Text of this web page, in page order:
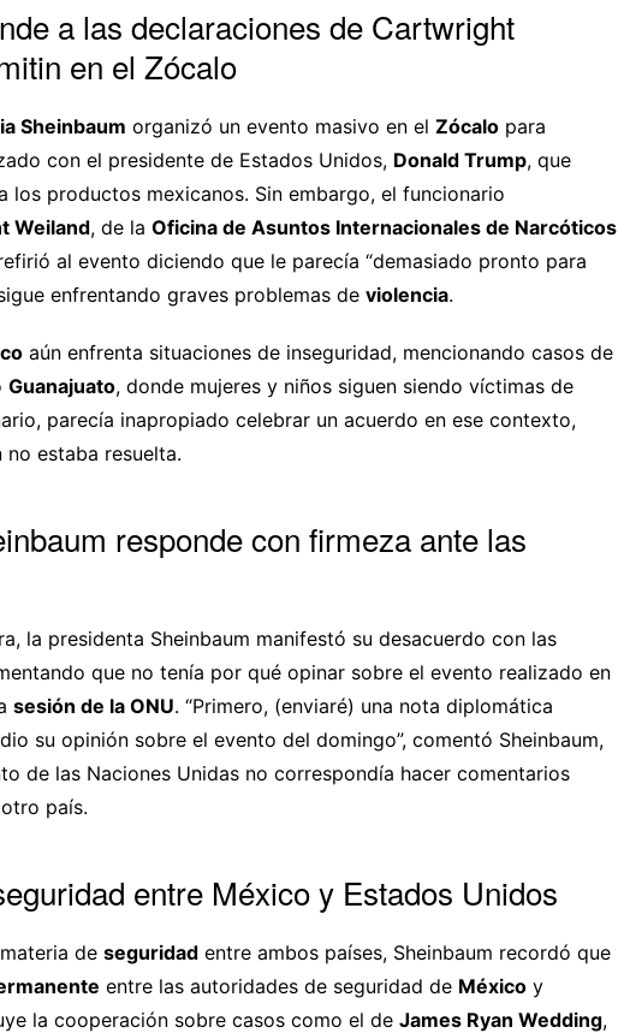
a las declaraciones de Cartwright
en el Zócalo
Sheinbaum organizó un evento masivo en el Zócalo para
con el presidente de Estados Unidos, Donald Trump, que
los productos mexicanos. Sin embargo, el funcionario
Weiland, de la Oficina de Asuntos Internacionales de Narcóticos
al evento diciendo que le parecía “demasiado pronto para
enfrentando graves problemas de violencia.
aún enfrenta situaciones de inseguridad, mencionando casos de
Guanajuato, donde mujeres y niños siguen siendo víctimas de
parecía inapropiado celebrar un acuerdo en ese contexto,
estaba resuelta.
responde con firmeza ante las
la presidenta Sheinbaum manifestó su desacuerdo con las
que no tenía por qué opinar sobre el evento realizado en
sesión de la ONU. “Primero, (enviaré) una nota diplomática
su opinión sobre el evento del domingo”, comentó Sheinbaum,
de las Naciones Unidas no correspondía hacer comentarios
país.
entre México y Estados Unidos
de seguridad entre ambos países, Sheinbaum recordó que
entre las autoridades de seguridad de México y
la cooperación sobre casos como el de James Ryan Wedding,